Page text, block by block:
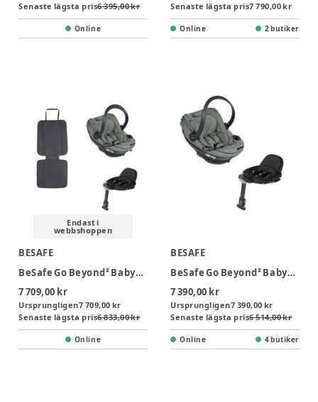
Senaste lägsta pris6 395,00 kr
Online
Senaste lägsta pris7 790,00 kr
Online 2 butiker
Endast i
webbshoppen
BESAFE
BeSafe Go Beyond² Babyskydd inkl. bas & sparkskydd - Meadow Green SoftBreeze
7 709,00 kr
Ursprungligen7 709,00 kr
Senaste lägsta pris6 833,00 kr
Online
BESAFE
BeSafe Go Beyond² Babyskydd inkl bas - Meadow Green SoftBreeze
7 390,00 kr
Ursprungligen7 390,00 kr
Senaste lägsta pris6 514,00 kr
Online 4 butiker